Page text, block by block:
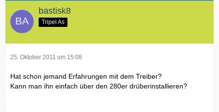
bastisk8
Tripel As
25. Oktober 2011 um 15:08
Hat schon jemand Erfahrungen mit dem Treiber?
Kann man ihn einfach über den 280er drüberinstallieren?